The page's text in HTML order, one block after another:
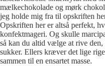
mælkechokolade og mørk
jeg holde mig fra til opskriften
Opskriften her er altså perfekt,
konfektmageri. Og skulle
så kan du altid vælge at rive
sukker. Ellers kræver det lige
sammen til en ensartet masse.